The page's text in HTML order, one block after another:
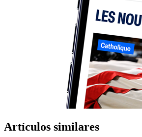
Artículos similares